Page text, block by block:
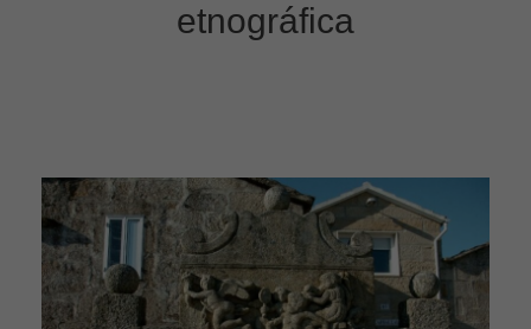
etnográfica